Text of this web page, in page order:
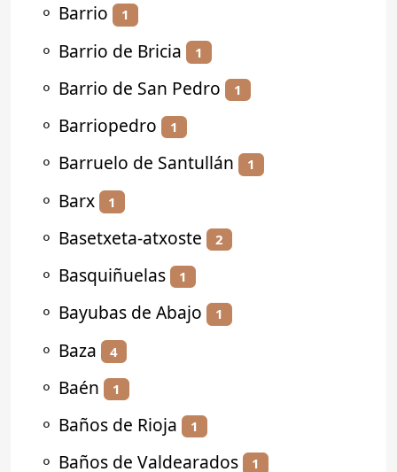
⚬ Barrio 1
⚬ Barrio de Bricia 1
⚬ Barrio de San Pedro 1
⚬ Barriopedro 1
⚬ Barruelo de Santullán 1
⚬ Barx 1
⚬ Basetxeta-atxoste 2
⚬ Basquiñuelas 1
⚬ Bayubas de Abajo 1
⚬ Baza 4
⚬ Baén 1
⚬ Baños de Rioja 1
⚬ Baños de Valdearados 1